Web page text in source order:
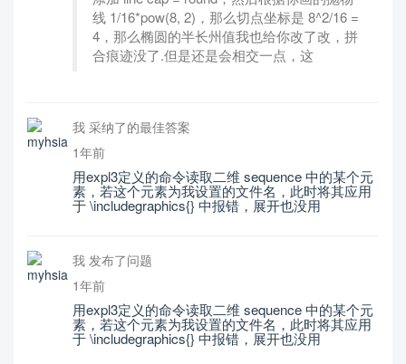
线 1/16*pow(8, 2)，那么切点坐标是 8^2/16 =
4，那么椭圆的半长州值我也给你改了改，拼
合痕迹没了.但是还是会相交一点，这
我 采纳了的最佳答案
1年前
用expl3定义的命令读取二维 sequence 中的某个元
素，若这个元素为我设置的文件名，此时将其应用
于 \includegraphics{} 中报错，展开也没用
我 发布了问题
1年前
用expl3定义的命令读取二维 sequence 中的某个元
素，若这个元素为我设置的文件名，此时将其应用
于 \includegraphics{} 中报错，展开也没用